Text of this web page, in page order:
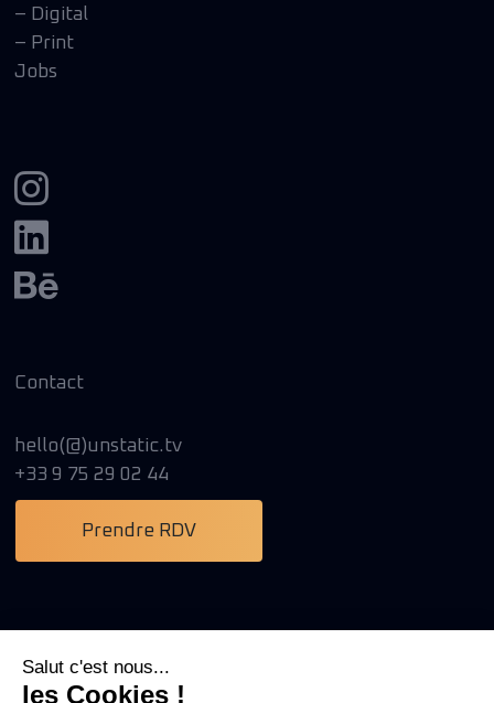
– Digital
– Print
Jobs
Contact
hello(@)unstatic.tv
+33 9 75 29 02 44
Prendre RDV
les Cookies !